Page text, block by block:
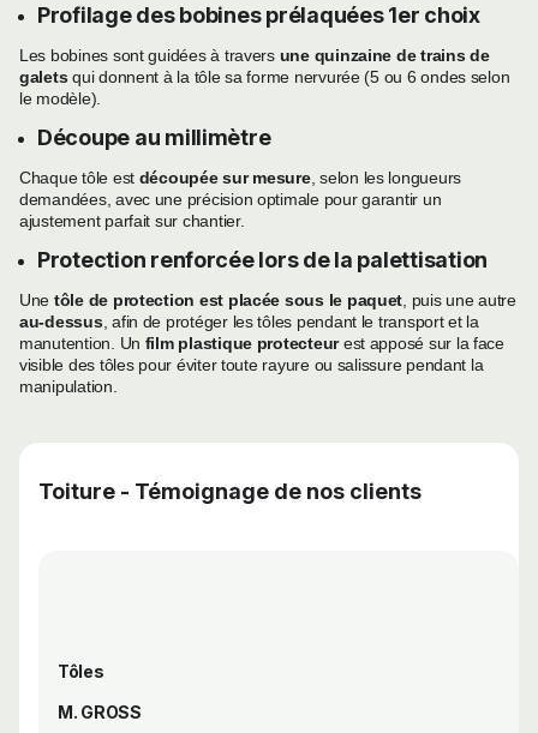
Profilage des bobines prélaquées 1er choix
Les bobines sont guidées à travers une quinzaine de trains de
galetsqui donnent à la tôle sa forme nervurée (5 ou 6 ondes selon
le modèle).
Découpe au millimètre
Chaque tôle est découpée sur mesure, selon les longueurs
demandées, avec une précision optimale pour garantir un
ajustement parfait sur chantier.
Protection renforcée lors de la palettisation
Une tôle de protection est placée sous le paquet , puis une autre
au-dessus, afin de protéger les tôles pendant le transport et la
manutention. Un film plastique protecteurest apposé sur la face
visible des tôles pour éviter toute rayure ou salissure pendant la
manipulation.
Toiture - Témoignage de nos clients
Tôles
M. GROSS